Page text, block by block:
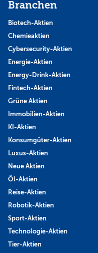
Branchen
Biotech-Aktien
Chemieaktien
Cybersecurity-Aktien
Energie-Aktien
Energy-Drink-Aktien
Fintech-Aktien
Grüne Aktien
Immobilien-Aktien
KI-Aktien
Konsumgüter-Aktien
Luxus-Aktien
Neue Aktien
Öl-Aktien
Reise-Aktien
Robotik-Aktien
Sport-Aktien
Technologie-Aktien
Tier-Aktien